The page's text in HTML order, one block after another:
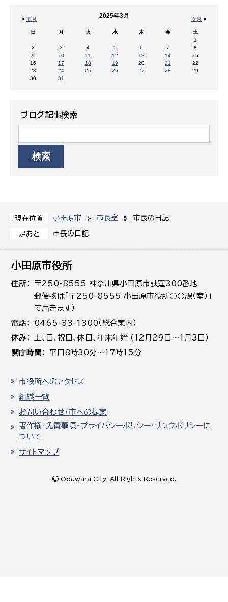
現在位置 小田原市 市長室 市長の日記
足あと 市長の日記
« 前月 次月 »
2025年3月
日 月 火 水 木 金
土
1
2
3 4 5 6 7
8
9
10 11 12 13 14
15
16
17 18 19 20 21
22
23
24 25 26 27 28
29
30
31
ブログ記事検索
小田原市役所
住所
〒250-8555 神奈川県小田原市荻窪300番地
郵便物は「〒250-8555 小田原市役所○○課（室）」
で届きます）
電話
0465-33-1300（総合案内）
休み
土､日､祝日、休日、年末年始 (12月29日～1月3日)
開庁時間
平日8時30分～17時15分
市役所へのアクセス
組織一覧
お問い合わせ・市への提案
著作権・免責事項・プライバシーポリシー・リンクポリシーに
ついて
サイトマップ
© Odawara City, All Rights Reserved.